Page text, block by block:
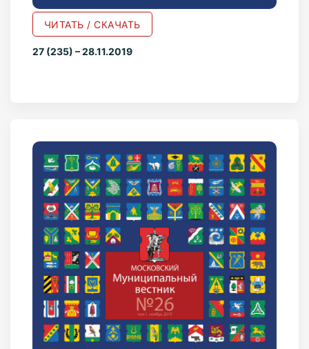
ЧИТАТЬ / СКАЧАТЬ
27 (235) – 28.11.2019